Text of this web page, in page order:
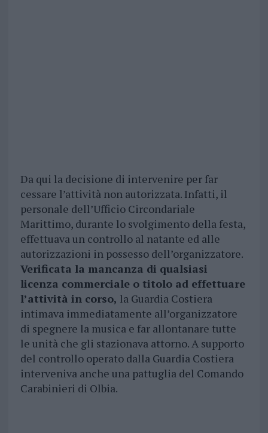
Da qui la decisione di intervenire per far
cessare l’attività non autorizzata. Infatti, il
personale dell’Ufficio Circondariale
Marittimo, durante lo svolgimento della festa,
effettuava un controllo al natante ed alle
autorizzazioni in possesso dell’organizzatore.
Verificata la mancanza di qualsiasi
licenza commerciale o titolo ad effettuare
l’attività in corso, la Guardia Costiera
intimava immediatamente all’organizzatore
di spegnere la musica e far allontanare tutte
le unità che gli stazionava attorno. A supporto
del controllo operato dalla Guardia Costiera
interveniva anche una pattuglia del Comando
Carabinieri di Olbia.